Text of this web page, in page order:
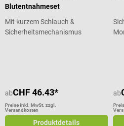
Blutentnahmeset
Mit kurzem Schlauch &
Sicherheitsmechanismus
abCHF 46.43*
Preise inkl. MwSt. zzgl.
Versandkosten
Produktdetails
ab